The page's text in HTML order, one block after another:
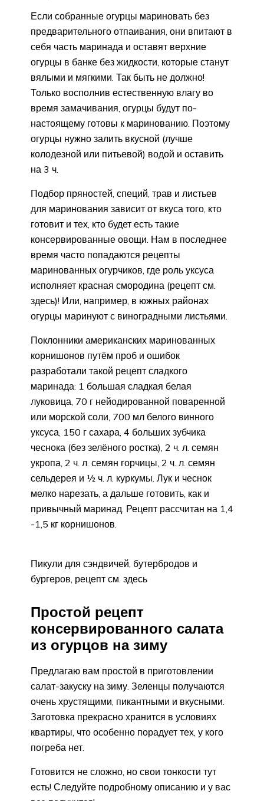
Если собранные огурцы мариновать без
предварительного отпаивания, они впитают в
себя часть маринада и оставят верхние
огурцы в банке без жидкости, которые станут
вялыми и мягкими. Так быть не должно!
Только восполнив естественную влагу во
время замачивания, огурцы будут по-
настоящему готовы к маринованию. Поэтому
огурцы нужно залить вкусной (лучше
колодезной или питьевой) водой и оставить
на 3 ч.
Подбор пряностей, специй, трав и листьев
для маринования зависит от вкуса того, кто
готовит и тех, кто будет есть такие
консервированные овощи. Нам в последнее
время часто попадаются рецепты
маринованных огурчиков, где роль уксуса
исполняет красная смородина (рецепт см.
здесь)! Или, например, в южных районах
огурцы маринуют с виноградными листьями.
Поклонники американских маринованных
корнишонов путём проб и ошибок
разработали такой рецепт сладкого
маринада: 1 большая сладкая белая
луковица, 70 г нейодированной поваренной
или морской соли, 700 мл белого винного
уксуса, 150 г сахара, 4 больших зубчика
чеснока (без зелёного ростка), 2 ч. л. семян
укропа, 2 ч. л. семян горчицы, 2 ч. л. семян
сельдерея и ½ ч. л. куркумы. Лук и чеснок
мелко нарезать, а дальше готовить, как и
привычный маринад. Рецепт рассчитан на 1,4
-1,5 кг корнишонов.
Пикули для сэндвичей, бутербродов и
бургеров, рецепт см. здесь
Простой рецепт
консервированного салата
из огурцов на зиму
Предлагаю вам простой в приготовлении
салат-закуску на зиму. Зеленцы получаются
очень хрустящими, пикантными и вкусными.
Заготовка прекрасно хранится в условиях
квартиры, что особенно порадует тех, у кого
погреба нет.
Готовится не сложно, но свои тонкости тут
есть! Следуйте подробному описанию и у вас